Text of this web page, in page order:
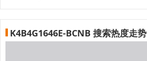
K4B4G1646E-BCNB 搜索热度走势